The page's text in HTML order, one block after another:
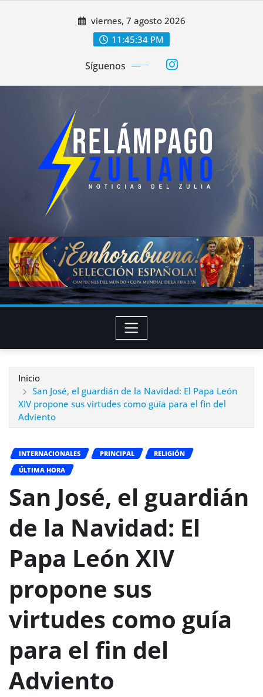
viernes, 7 agosto 2026
11:45:37 PM
Síguenos
Inicio
San José, el guardián de la Navidad: El Papa León
XIV propone sus virtudes como guía para el fin del
Adviento
INTERNACIONALES PRINCIPAL
RELIGIÓN
ÚLTIMA HORA
San José, el guardián
de la Navidad: El
Papa León XIV
propone sus
virtudes como guía
para el fin del
Adviento